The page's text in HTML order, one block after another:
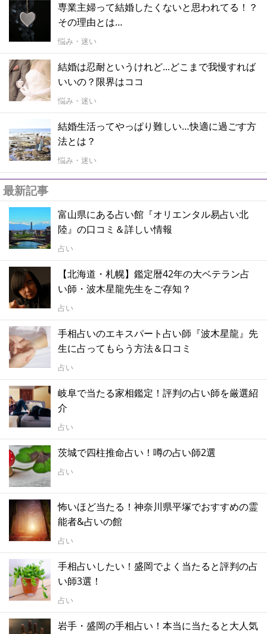
専業主婦って結婚したくないと思われてる！？
その理由とは…
悩み・迷い
結婚は忍耐というけれど...どこまで我慢すれば
いいの？限界はココ
悩み・迷い
結婚生活ってやっぱり難しい…快適に過ごす方
法とは？
悩み・迷い
最新記事
富山県にある占い館『オリエンタル易占い北
陸』の口コミ＆詳しい情報
占い
【北海道・札幌】鑑定暦42年の大ベテラン占
い師・波木星龍先生をご存知？
占い
手相占いのエキスパート占い師『波木星龍』先
生に占ってもらう方法＆口コミ
占い
岐阜で当たる家相鑑定！評判の占い師を厳選紹
介
占い
茨城で四柱推命占い！噂の占い師2選
占い
怖いほど当たる！神奈川県平塚でおすすめの霊
能者&占いの館
占い
手相占いしたい！盛岡でよく当たると評判の占
い師3選！
占い
岩手・盛岡の手相占い！本当に当たると大人気